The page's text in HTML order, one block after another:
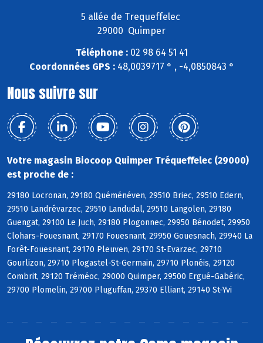
5 allée de Trequeffelec
29000 Quimper
Téléphone :02 98 64 51 41
Coordonnées GPS :48,0039717 ° , -4,0850843 °
Nous suivre sur
Votre magasin Biocoop Quimper Tréqueffelec (29000)
est proche de :
29180 Locronan, 29180 Quéménéven, 29510 Briec, 29510 Edern,
29510 Landrévarzec, 29510 Landudal, 29510 Langolen, 29180
Guengat, 29100 Le Juch, 29180 Plogonnec, 29950 Bénodet, 29950
Clohars-Fouesnant, 29170 Fouesnant, 29950 Gouesnach, 29940 La
Forêt-Fouesnant, 29170 Pleuven, 29170 St-Evarzec, 29710
Gourlizon, 29710 Plogastel-St-Germain, 29710 Plonéis, 29120
Combrit, 29120 Tréméoc, 29000 Quimper, 29500 Ergué-Gabéric,
29700 Plomelin, 29700 Pluguffan, 29370 Elliant, 29140 St-Yvi